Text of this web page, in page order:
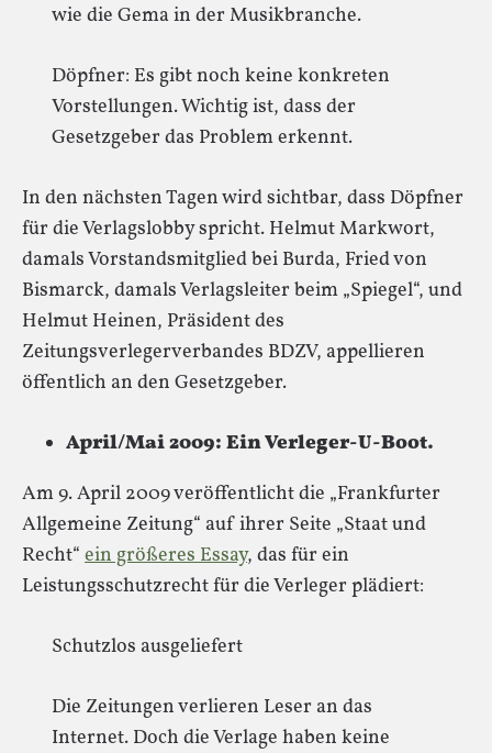
wie die Gema in der Musikbranche.
Döpfner: Es gibt noch keine konkreten
Vorstellungen. Wichtig ist, dass der
Gesetzgeber das Problem erkennt.
In den nächsten Tagen wird sichtbar, dass Döpfner
für die Verlagslobby spricht. Helmut Markwort,
damals Vorstandsmitglied bei Burda, Fried von
Bismarck, damals Verlagsleiter beim „Spiegel“, und
Helmut Heinen, Präsident des
Zeitungsverlegerverbandes BDZV, appellieren
öffentlich an den Gesetzgeber.
April/Mai 2009: Ein Verleger-U-Boot.
Am 9. April 2009 veröffentlicht die „Frankfurter
Allgemeine Zeitung“ auf ihrer Seite „Staat und
Recht“ ein größeres Essay, das für ein
Leistungsschutzrecht für die Verleger plädiert:
Schutzlos ausgeliefert
Die Zeitungen verlieren Leser an das
Internet. Doch die Verlage haben keine